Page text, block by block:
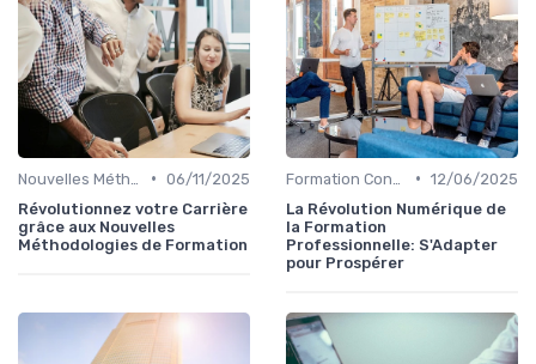
• 06/11/2025
Révolutionnez votre Carrière
grâce aux Nouvelles
Méthodologies de Formation
• 12/06/2025
La Révolution Numérique de
la Formation
Professionnelle: S'Adapter
pour Prospérer